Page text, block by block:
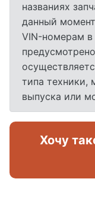
названиях
данный
VIN-номерам в
типа техники,
выпуска или
Хочу